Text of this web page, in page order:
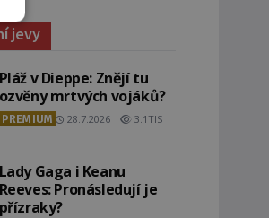
jevy
Pláž v Dieppe: Znějí tu
ozvěny mrtvých vojáků?
PREMIUM 28.7.2026 3.1TIS
Lady Gaga i Keanu
Reeves: Pronásledují je
přízraky?